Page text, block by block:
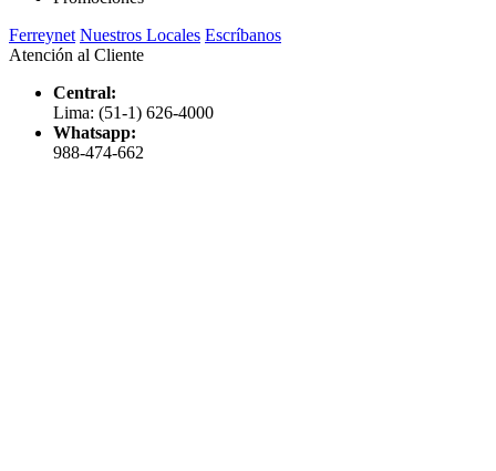
Ferreynet Nuestros Locales Escríbanos
Atención al Cliente
Central:
Lima: (51-1) 626-4000
Whatsapp:
988-474-662